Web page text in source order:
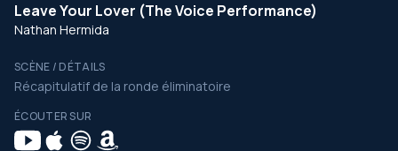
Leave Your Lover (The Voice Performance)
Nathan Hermida
SCÈNE / DÉTAILS
Récapitulatif de la ronde éliminatoire
ÉCOUTER SUR